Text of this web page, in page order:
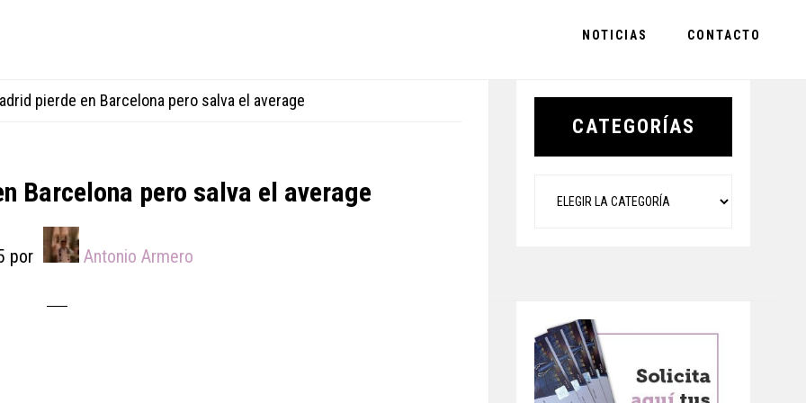
NOTICIAS CONTACTO
/El Real Madrid pierde en Barcelona pero salva el average‏
por Antonio Armero
Primary
CATEGORÍAS